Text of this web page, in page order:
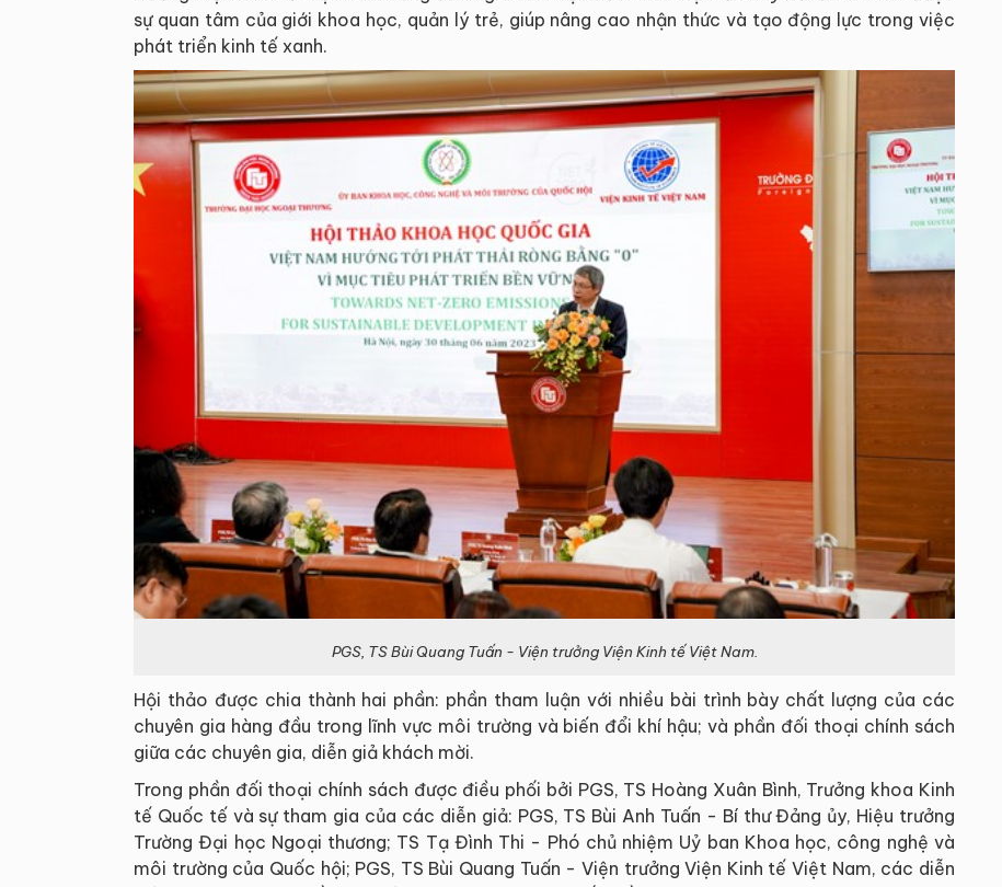
sự quan tâm của giới khoa học, quản lý trẻ, giúp nâng cao nhận thức và tạo động lực trong việc
phát triển kinh tế xanh.
PGS, TS Bùi Quang Tuấn - Viện trưởng Viện Kinh tế Việt Nam.
Hội thảo được chia thành hai phần: phần tham luận với nhiều bài trình bày chất lượng của các
chuyên gia hàng đầu trong lĩnh vực môi trường và biến đổi khí hậu; và phần đối thoại chính sách
giữa các chuyên gia, diễn giả khách mời.
Trong phần đối thoại chính sách được điều phối bởi PGS, TS Hoàng Xuân Bình, Trưởng khoa Kinh
tế Quốc tế và sự tham gia của các diễn giả: PGS, TS Bùi Anh Tuấn - Bí thư Đảng ủy, Hiệu trưởng
Trường Đại học Ngoại thương; TS Tạ Đình Thi - Phó chủ nhiệm Uỷ ban Khoa học, công nghệ và
môi trường của Quốc hội; PGS, TS Bùi Quang Tuấn - Viện trưởng Viện Kinh tế Việt Nam, các diễn